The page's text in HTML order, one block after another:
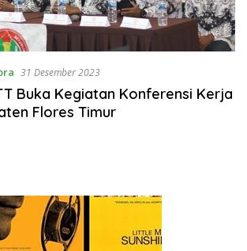
31 Desember 2023
Buka Kegiatan Konferensi Kerja
Flores Timur